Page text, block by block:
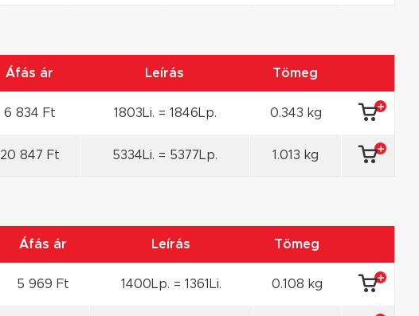
Áfás ár Leírás Tömeg
6 834 Ft 1803Li. = 1846Lp. 0.343 kg
20 847 Ft 5334Li. = 5377Lp. 1.013 kg
Áfás ár Leírás Tömeg
5 969 Ft 1400Lp. = 1361Li. 0.108 kg